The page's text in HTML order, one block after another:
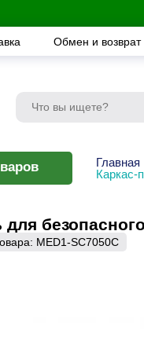
Обмен и возврат
Главная
Каркас-
MED1-SC7050C